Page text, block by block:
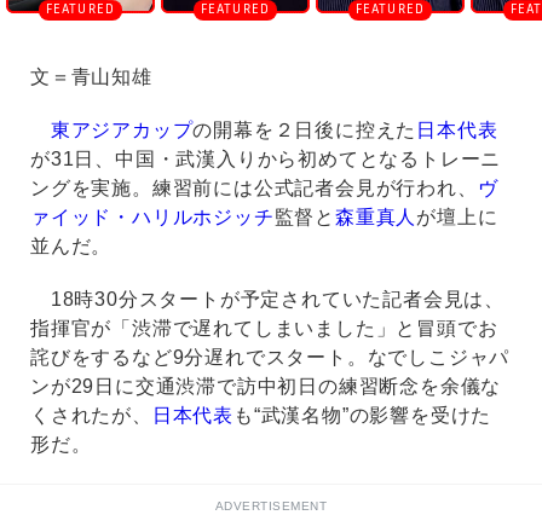
文＝青山知雄
東アジアカップの開幕を２日後に控えた 日本代表
が31日、中国・武漢入りから初めてとなるトレーニ
ングを実施。練習前には公式記者会見が行われ、
ヴ
ァイッド・ハリルホジッチ監督と森重真人 が壇上に
並んだ。
18時30分スタートが予定されていた記者会見は、
指揮官が「渋滞で遅れてしまいました」と冒頭でお
詫びをするなど9分遅れでスタート。なでしこジャパ
ンが29日に交通渋滞で訪中初日の練習断念を余儀な
くされたが、
日本代表 も“武漢名物”の影響を受けた
形だ。
ADVERTISEMENT